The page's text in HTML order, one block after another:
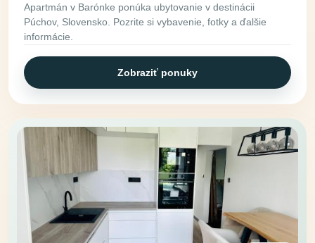
Apartmán v Barónke ponúka ubytovanie v destinácii
Púchov, Slovensko. Pozrite si vybavenie, fotky a ďalšie
informácie.
Zobraziť ponuky